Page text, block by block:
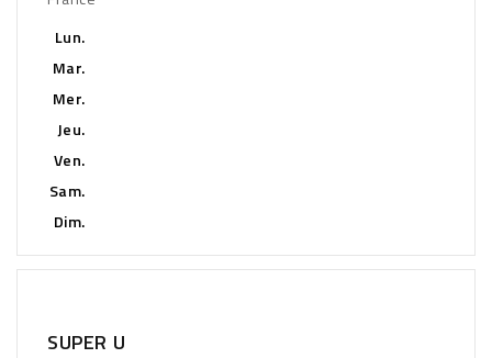
Lun.
Mar.
Mer.
Jeu.
Ven.
Sam.
Dim.
SUPER U